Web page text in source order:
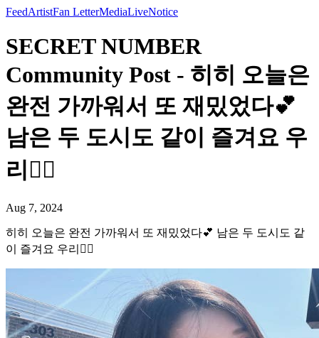
FeedArtistFan LetterMediaLiveNotice
SECRET NUMBER
Community Post - 히히 오늘은
완전 가까워서 또 재밌었다💕
남은 두 도시도 같이 즐겨요 우
리❤️‍🔥
Aug 7, 2024
히히 오늘은 완전 가까워서 또 재밌었다💕 남은 두 도시도 같
이 즐겨요 우리❤️‍🔥